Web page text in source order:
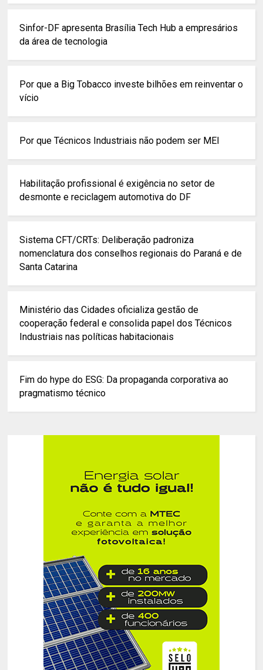
Sinfor-DF apresenta Brasília Tech Hub a empresários
da área de tecnologia
Por que a Big Tobacco investe bilhões em reinventar o
vício
Por que Técnicos Industriais não podem ser MEI
Habilitação profissional é exigência no setor de
desmonte e reciclagem automotiva do DF
Sistema CFT/CRTs: Deliberação padroniza
nomenclatura dos conselhos regionais do Paraná e de
Santa Catarina
Ministério das Cidades oficializa gestão de
cooperação federal e consolida papel dos Técnicos
Industriais nas políticas habitacionais
Fim do hype do ESG: Da propaganda corporativa ao
pragmatismo técnico